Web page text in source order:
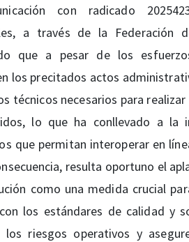
con radicado
a través de la Federación
que a pesar de los
los precitados actos
técnicos necesarios para
lo que ha conllevado a la
que permitan interoperar en
resulta oportuno el
como una medida crucial
los estándares de calidad y
riesgos operativos y